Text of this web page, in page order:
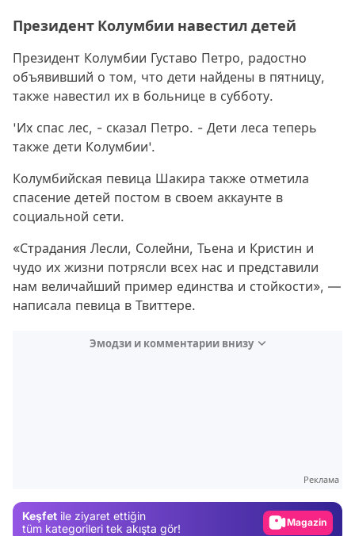
Президент Колумбии навестил детей
Президент Колумбии Густаво Петро, ​​радостно
объявивший о том, что дети найдены в пятницу,
также навестил их в больнице в субботу.
'Их спас лес, - сказал Петро. - Дети леса теперь
также дети Колумбии'.
Колумбийская певица Шакира также отметила
спасение детей постом в своем аккаунте в
социальной сети.
«Страдания Лесли, Солейни, Тьена и Кристин и
чудо их жизни потрясли всех нас и представили
нам величайший пример единства и стойкости», —
написала певица в Твиттере.
Эмодзи и комментарии внизу
Реклама
Keşfet ile ziyaret ettiğin
tüm kategorileri tek akışta gör!
Magazin